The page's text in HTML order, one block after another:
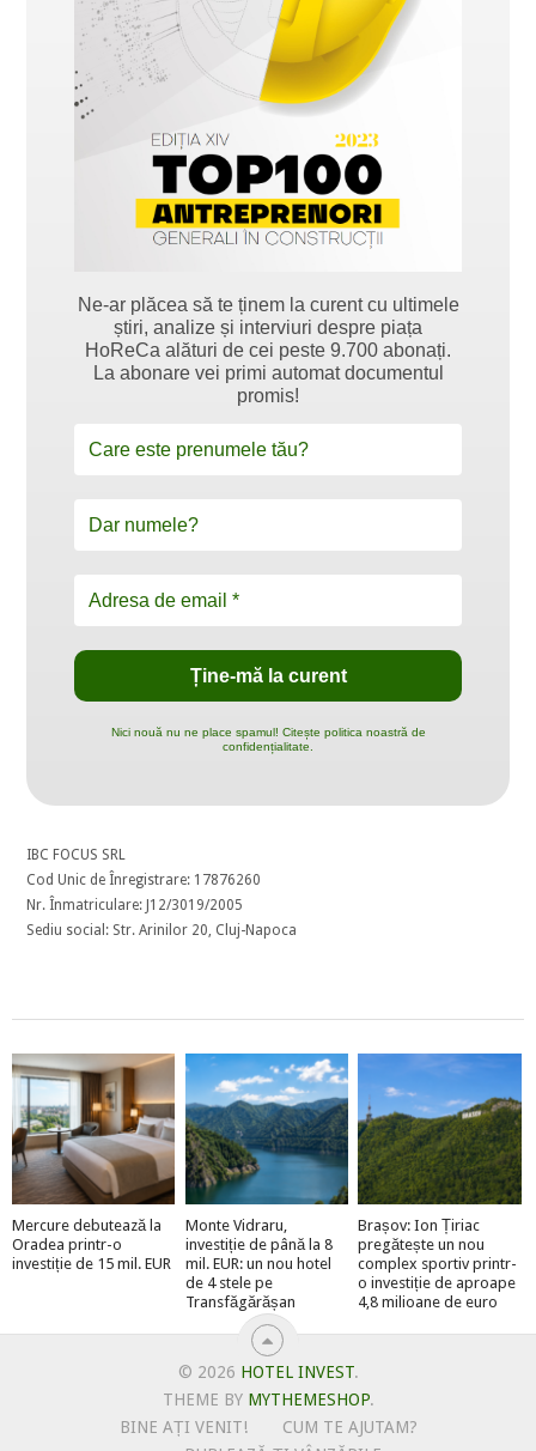
Ne-ar plăcea să te ținem la curent cu ultimele
știri, analize și interviuri despre piața
HoReCa alături de cei peste 9.700 abonați.
La abonare vei primi automat documentul
promis!
Nici nouă nu ne place spamul! Citește politica noastră de
confidențialitate.
IBC FOCUS SRL
Cod Unic de Înregistrare: 17876260
Nr. Înmatriculare: J12/3019/2005
Sediu social: Str. Arinilor 20, Cluj-Napoca
Mercure debutează la
Oradea printr-o
investiție de 15 mil. EUR
Monte Vidraru,
investiție de până la 8
mil. EUR: un nou hotel
de 4 stele pe
Transfăgărășan
Brașov: Ion Țiriac
pregătește un nou
complex sportiv printr-
o investiție de aproape
4,8 milioane de euro
© 2026 HOTEL INVEST.
THEME BY MYTHEMESHOP.
BINE AȚI VENIT!
CUM TE AJUTAM?